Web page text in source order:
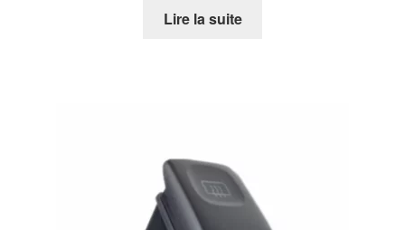
Lire la suite